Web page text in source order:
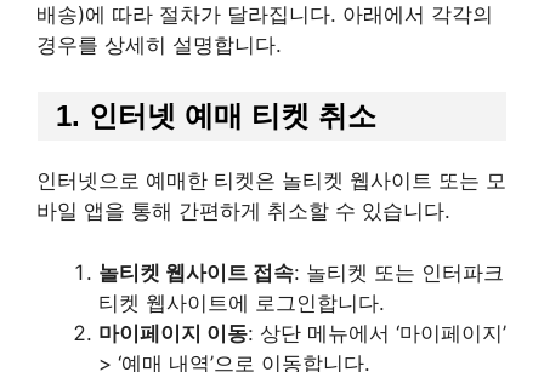
배송)에 따라 절차가 달라집니다. 아래에서 각각의
경우를 상세히 설명합니다.
1. 인터넷 예매 티켓 취소
인터넷으로 예매한 티켓은 놀티켓 웹사이트 또는 모
바일 앱을 통해 간편하게 취소할 수 있습니다.
놀티켓 웹사이트 접속: 놀티켓 또는 인터파크
티켓 웹사이트에 로그인합니다.
마이페이지 이동: 상단 메뉴에서 ‘마이페이지’
> ‘예매 내역’으로 이동합니다.